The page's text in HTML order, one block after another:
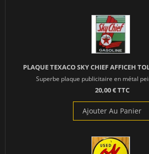
PLAQUE TEXACO SKY CHIEF AFFICEH
Superbe plaque publicitaire en métal
20,00 € TTC
Ajouter Au Panier